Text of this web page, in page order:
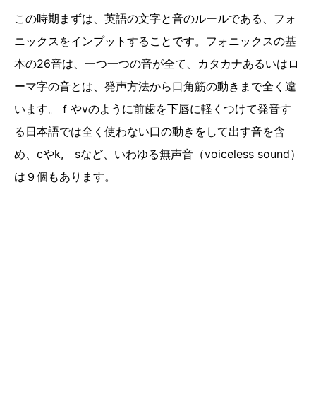
この時期まずは、英語の文字と音のルールである、フォ
ニックスをインプットすることです。フォニックスの基
本の26音は、一つ一つの音が全て、カタカナあるいはロ
ーマ字の音とは、発声方法から口角筋の動きまで全く違
います。ｆやvのように前歯を下唇に軽くつけて発音す
る日本語では全く使わない口の動きをして出す音を含
め、cやk, sなど、いわゆる無声音（voiceless sound）
は９個もあります。